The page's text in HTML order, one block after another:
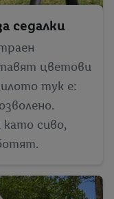
седалки
цветови
тук е:
сиво,
да разрешите
С
си за
Допълнителна
съхранение на
си по
да намерите в
да